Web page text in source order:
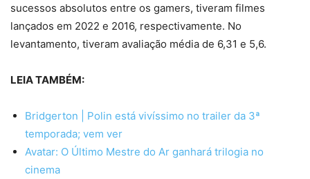
sucessos absolutos entre os gamers, tiveram filmes
lançados em 2022 e 2016, respectivamente. No
levantamento, tiveram avaliação média de 6,31 e 5,6.
LEIA TAMBÉM:
Bridgerton | Polin está vivíssimo no trailer da 3ª
temporada; vem ver
Avatar: O Último Mestre do Ar ganhará trilogia no
cinema